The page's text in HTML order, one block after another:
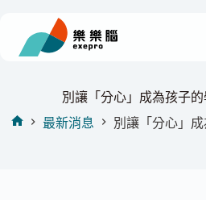
別讓「分心」成為孩子
最新消息 別讓「分心」